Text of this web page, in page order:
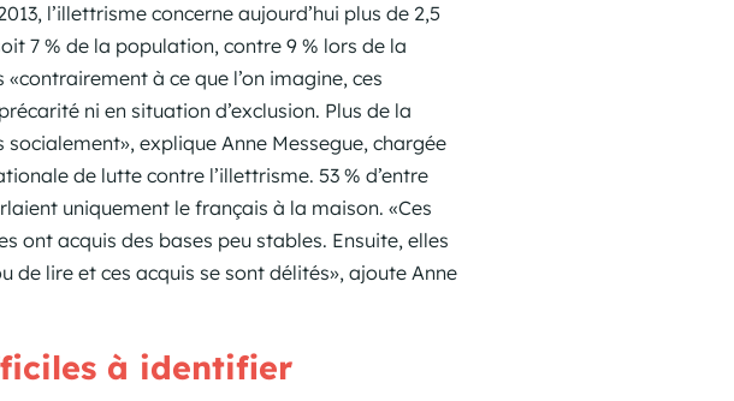
l’illettrisme concerne aujourd’hui plus de 2,5
7 % de la population, contre 9 % lors de la
à ce que l’on imagine, ces
ni en situation d’exclusion. Plus de la
explique Anne Messegue, chargée
de lutte contre l’illettrisme. 53 % d’entre
uniquement le français à la maison. «Ces
ont acquis des bases peu stables. Ensuite, elles
de lire et ces acquis se sont délités», ajoute Anne
à identifier